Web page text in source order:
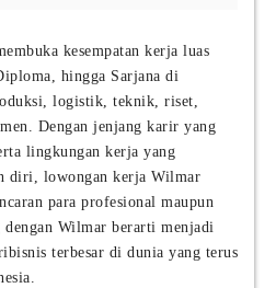
kesempatan kerja luas
hingga Sarjana di
logistik, teknik, riset,
Dengan jenjang karir yang
lingkungan kerja yang
diri, lowongan kerja Wilmar
para profesional maupun
dengan Wilmar berarti menjadi
terbesar di dunia yang terus